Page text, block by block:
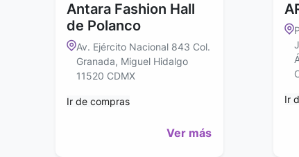
Antara Fashion Hall
de Polanco
Av. Ejército Nacional 843 Col.
Granada, Miguel Hidalgo
11520 CDMX
Ir de compras
Ver más
Ir